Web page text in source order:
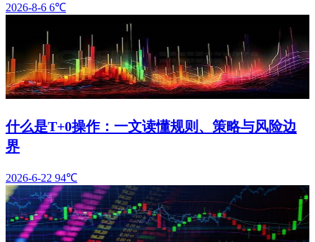
2026-8-6 6℃
什么是T+0操作：一文读懂规则、策略与风险边
界
2026-6-22 94℃